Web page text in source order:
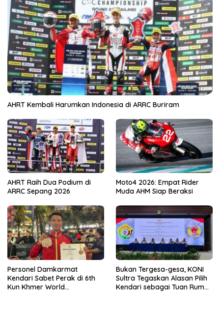
AHRT Kembali Harumkan Indonesia di ARRC Buriram
AHRT Raih Dua Podium di
ARRC Sepang 2026
Moto4 2026: Empat Rider
Muda AHM Siap Beraksi
Personel Damkarmat
Kendari Sabet Perak di 6th
Kun Khmer World
Bukan Tergesa-gesa, KONI
Sultra Tegaskan Alasan Pilih
Kendari sebagai Tuan Rumah